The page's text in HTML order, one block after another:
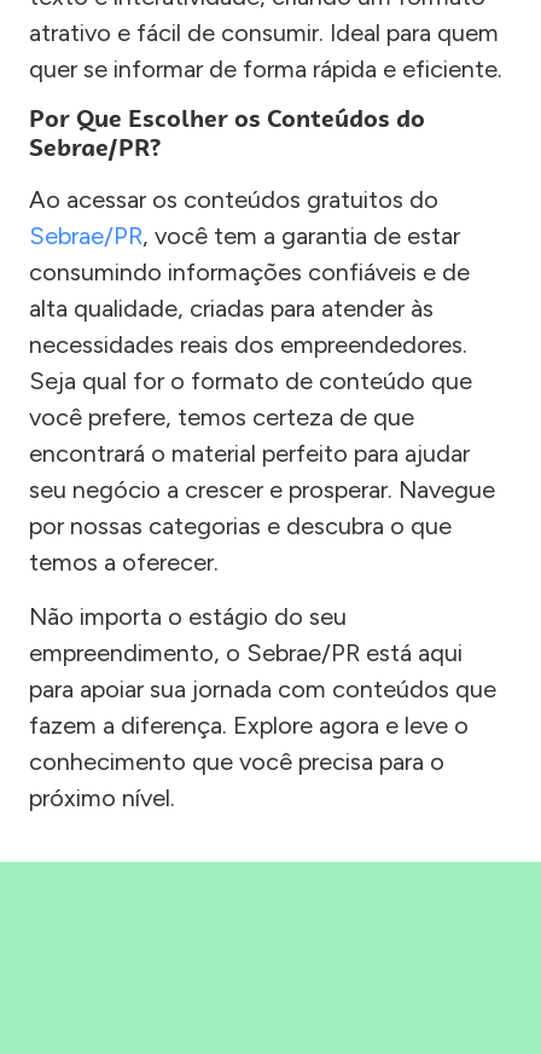
atrativo e fácil de consumir. Ideal para quem
quer se informar de forma rápida e eficiente.
Por Que Escolher os Conteúdos do
Sebrae/PR?
Ao acessar os conteúdos gratuitos do
Sebrae/PR, você tem a garantia de estar
consumindo informações confiáveis e de
alta qualidade, criadas para atender às
necessidades reais dos empreendedores.
Seja qual for o formato de conteúdo que
você prefere, temos certeza de que
encontrará o material perfeito para ajudar
seu negócio a crescer e prosperar. Navegue
por nossas categorias e descubra o que
temos a oferecer.
Não importa o estágio do seu
empreendimento, o Sebrae/PR está aqui
para apoiar sua jornada com conteúdos que
fazem a diferença. Explore agora e leve o
conhecimento que você precisa para o
próximo nível.